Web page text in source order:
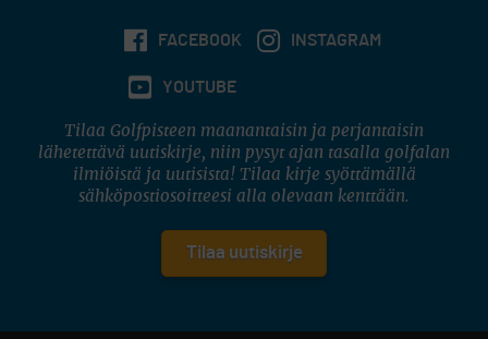
FACEBOOK INSTAGRAM
YOUTUBE
Tilaa Golfpisteen maanantaisin ja perjantaisin
lähetettävä uutiskirje, niin pysyt ajan tasalla golfalan
ilmiöistä ja uutisista! Tilaa kirje syöttämällä
sähköpostiosoitteesi alla olevaan kenttään.
Tilaa uutiskirje